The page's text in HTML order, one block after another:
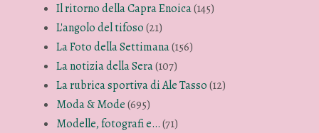
Il ritorno della Capra Enoica(145)
L'angolo del tifoso(21)
La Foto della Settimana(156)
La notizia della Sera(107)
La rubrica sportiva di Ale Tasso(12)
Moda & Mode(695)
Modelle, fotografi e…(71)